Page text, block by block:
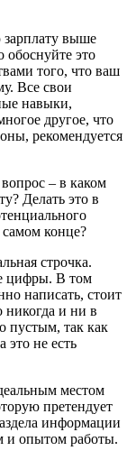
выше
обоснуйте это
того, что ваш
Все свои
навыки,
другое, что
рекомендуется
– в каком
Делать это в
самом конце?
строчка.
цифры. В том
написать, стоит
никогда и ни в
пустым, так как
это не есть
местом
претендует
информации
и опытом работы.